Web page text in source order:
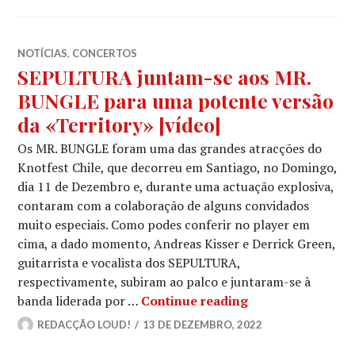
NOTÍCIAS, CONCERTOS
SEPULTURA juntam-se aos MR.
BUNGLE para uma potente versão
da «Territory» [vídeo]
Os MR. BUNGLE foram uma das grandes atracções do
Knotfest Chile, que decorreu em Santiago, no Domingo,
dia 11 de Dezembro e, durante uma actuação explosiva,
contaram com a colaboração de alguns convidados
muito especiais. Como podes conferir no player em
cima, a dado momento, Andreas Kisser e Derrick Green,
guitarrista e vocalista dos SEPULTURA,
respectivamente, subiram ao palco e juntaram-se à
banda liderada por … Continue readingSEPULTURA
REDACÇÃO LOUD! 13 DE DEZEMBRO, 2022